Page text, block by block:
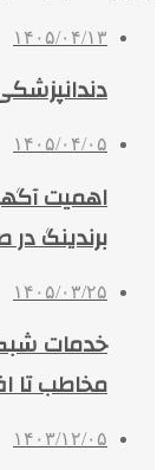
۱۴۰۵/۰۴/۱۳
۱۴۰۵/۰۴/۰۵
اهمیت
برندینگ
۱۴۰۵/۰۳/۲۵
مخاطب تا
۱۴۰۳/۱۲/۰۵